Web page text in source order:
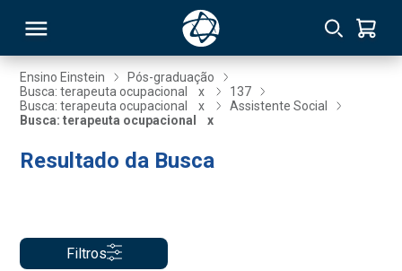
Ensino Einstein
Pós-graduação
Busca: terapeuta ocupacional
x
137
Busca: terapeuta ocupacional
x
Assistente Social
Busca: terapeuta ocupacional
x
Resultado da Busca
Filtros